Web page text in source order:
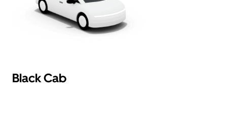
Black Cab